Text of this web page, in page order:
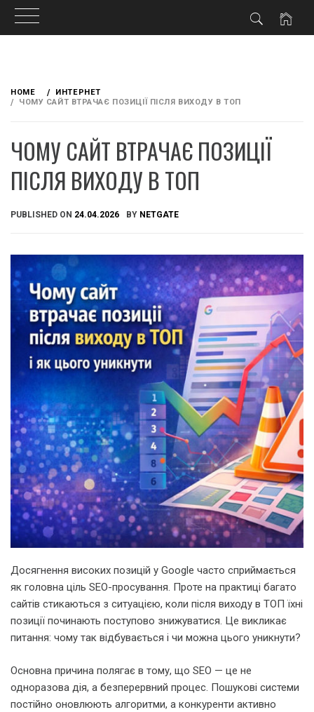
content
HOME
ИНТЕРНЕТ
ЧОМУ САЙТ ВТРАЧАЄ ПОЗИЦІЇ ПІСЛЯ ВИХОДУ В ТОП
ЧОМУ САЙТ ВТРАЧАЄ ПОЗИЦІЇ
ПІСЛЯ ВИХОДУ В ТОП
PUBLISHED ON 24.04.2026 BY NETGATE
Досягнення високих позицій у Google часто сприймається
як головна ціль SEO-просування. Проте на практиці багато
сайтів стикаються з ситуацією, коли після виходу в ТОП їхні
позиції починають поступово знижуватися. Це викликає
питання: чому так відбувається і чи можна цього уникнути?
Основна причина полягає в тому, що SEO — це не
одноразова дія, а безперервний процес. Пошукові системи
постійно оновлюють алгоритми, а конкуренти активно